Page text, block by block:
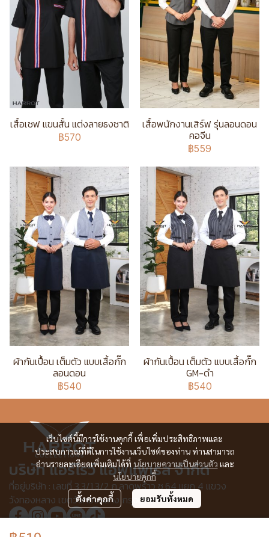
เสื้อเชฟ แขนสั้น แต่งลายธงชาติ
฿570
เสื้อพนักงานเสิร์ฟ รุ่นลอนดอน
คอจีน
฿559
ผ้ากันเปื้อน เต็มตัว แบบเสื้อกั๊ก
ลอนดอน
฿540
ผ้ากันเปื้อน เต็มตัว แบบเสื้อกั๊ก
GM-ดำ
฿540
เว็บไซต์นี้มีการใช้งานคุกกี้ เพื่อเพิ่มประสิทธิภาพและ
ประสบการณ์ที่ดีในการใช้งานเว็บไซต์ของท่าน ท่านสามารถ
อ่านรายละเอียดเพิ่มเติมได้ที่ นโยบายความเป็นส่วนตัว และ
นโยบายคุกกี้
ตั้งค่าคุกกี้ ยอมรับทั้งหมด
บริษัท แอร์โรว์ แอพแพเรล จำกัด
ที่อยู่บริษัท : เลขที่ 3,3/1,3/2 ก.ลาดพร้าว ซ.64 แยก 4 แขวง
วังทองหลาง เขตวังทองหลาง กรุงเทพฯ 10310